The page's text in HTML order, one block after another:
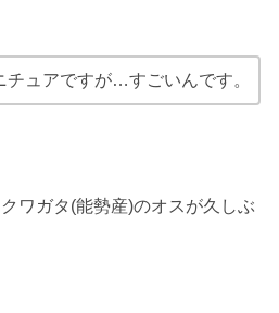
チュアですが…すごいんです。
ワガタ(能勢産)のオスが久しぶ